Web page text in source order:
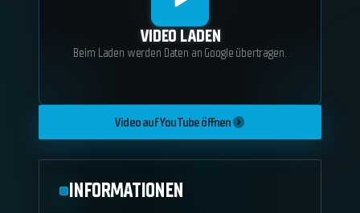
VIDEO LADEN
Beim Laden werden Daten an Google übertragen.
Video auf YouTube öffnen
INFORMATIONEN